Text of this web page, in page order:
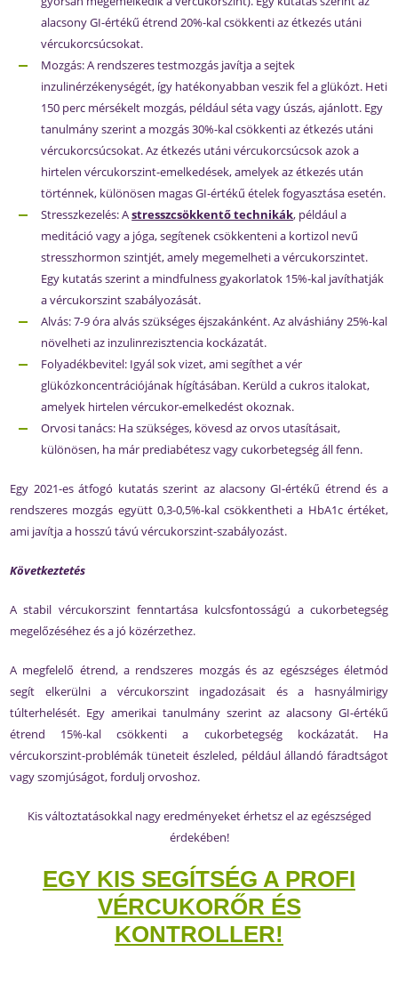
alacsony GI-értékű étrend 20%-kal csökkenti az étkezés utáni
vércukorcsúcsokat.
Mozgás: A rendszeres testmozgás javítja a sejtek
inzulinérzékenységét, így hatékonyabban veszik fel a glükózt. Heti
150 perc mérsékelt mozgás, például séta vagy úszás, ajánlott. Egy
tanulmány szerint a mozgás 30%-kal csökkenti az étkezés utáni
vércukorcsúcsokat. Az étkezés utáni vércukorcsúcsok azok a
hirtelen vércukorszint-emelkedések, amelyek az étkezés után
történnek, különösen magas GI-értékű ételek fogyasztása esetén.
Stresszkezelés: Astresszcsökkentő technikák, például a
meditáció vagy a jóga, segítenek csökkenteni a kortizol nevű
stresszhormon szintjét, amely megemelheti a vércukorszintet.
Egy kutatás szerint a mindfulness gyakorlatok 15%-kal javíthatják
a vércukorszint szabályozását.
Alvás: 7-9 óra alvás szükséges éjszakánként. Az alváshiány 25%-kal
növelheti az inzulinrezisztencia kockázatát.
Folyadékbevitel: Igyál sok vizet, ami segíthet a vér
glükózkoncentrációjának hígításában. Kerüld a cukros italokat,
amelyek hirtelen vércukor-emelkedést okoznak.
Orvosi tanács: Ha szükséges, kövesd az orvos utasításait,
különösen, ha már prediabétesz vagy cukorbetegség áll fenn.
Egy 2021-es átfogó kutatás szerint az alacsony GI-értékű étrend és a
rendszeres mozgás együtt 0,3-0,5%-kal csökkentheti a HbA1c értéket,
ami javítja a hosszú távú vércukorszint-szabályozást.
Következtetés
A stabil vércukorszint fenntartása kulcsfontosságú a cukorbetegség
megelőzéséhez és a jó közérzethez.
A megfelelő étrend, a rendszeres mozgás és az egészséges életmód
segít elkerülni a vércukorszint ingadozásait és a hasnyálmirigy
túlterhelését. Egy amerikai tanulmány szerint az alacsony GI-értékű
étrend 15%-kal csökkenti a cukorbetegség kockázatát. Ha
vércukorszint-problémák tüneteit észleled, például állandó fáradtságot
vagy szomjúságot, fordulj orvoshoz.
Kis változtatásokkal nagy eredményeket érhetsz el az egészséged
érdekében!
EGY KIS SEGÍTSÉG A PROFI
VÉRCUKORŐR ÉS
KONTROLLER!